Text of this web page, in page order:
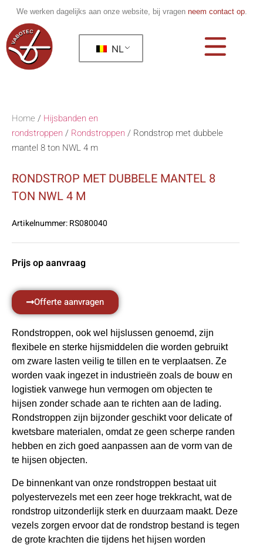
We werken dagelijks aan onze website, bij vragen neem contact op.
NL
Home / Hijsbanden en
rondstroppen / Rondstroppen / Rondstrop met dubbele
mantel 8 ton NWL 4 m
RONDSTROP MET DUBBELE MANTEL 8
TON NWL 4 M
Artikelnummer:RS080040
Prijs op aanvraag
Offerte aanvragen
Rondstroppen, ook wel hijslussen genoemd, zijn
flexibele en sterke hijsmiddelen die worden gebruikt
om zware lasten veilig te tillen en te verplaatsen. Ze
worden vaak ingezet in industrieën zoals de bouw en
logistiek vanwege hun vermogen om objecten te
hijsen zonder schade aan te richten aan de lading.
Rondstroppen zijn bijzonder geschikt voor delicate of
kwetsbare materialen, omdat ze geen scherpe randen
hebben en zich goed aanpassen aan de vorm van de
te hijsen objecten.
De binnenkant van onze rondstroppen bestaat uit
polyestervezels met een zeer hoge trekkracht, wat de
rondstrop uitzonderlijk sterk en duurzaam maakt. Deze
vezels zorgen ervoor dat de rondstrop bestand is tegen
de grote krachten die tijdens het hijsen worden